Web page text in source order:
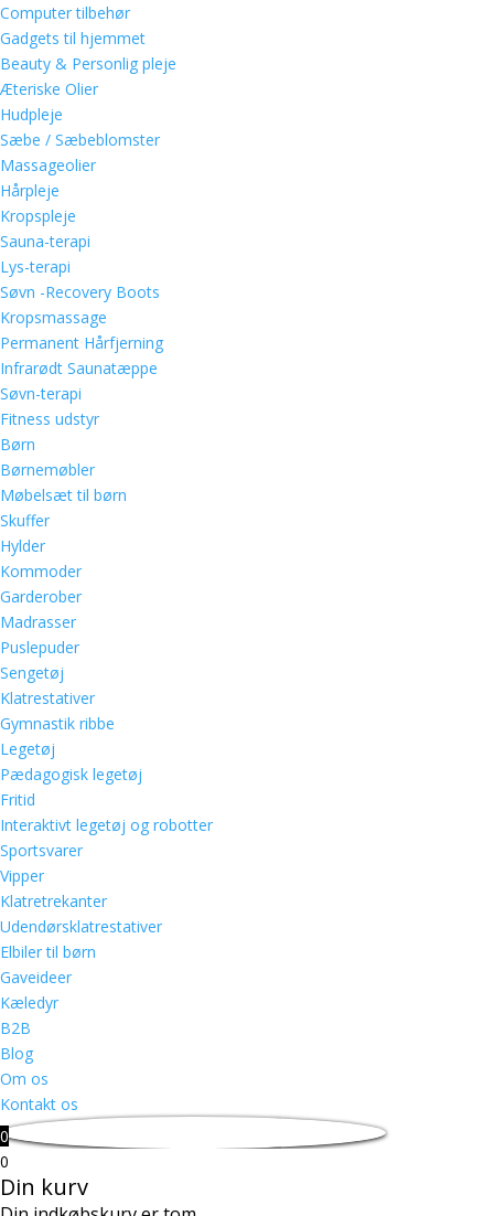
Computer tilbehør
Gadgets til hjemmet
Beauty & Personlig pleje
Æteriske Olier
Hudpleje
Sæbe / Sæbeblomster
Massageolier
Hårpleje
Kropspleje
Sauna-terapi
Lys-terapi
Søvn -Recovery Boots
Kropsmassage
Permanent Hårfjerning
Infrarødt Saunatæppe
Søvn-terapi
Fitness udstyr
Børn
Børnemøbler
Møbelsæt til børn
Skuffer
Hylder
Kommoder
Garderober
Madrasser
Puslepuder
Sengetøj
Klatrestativer
Gymnastik ribbe
Legetøj
Pædagogisk legetøj
Fritid
Interaktivt legetøj og robotter
Sportsvarer
Vipper
Klatretrekanter
Udendørsklatrestativer
Elbiler til børn
Gaveideer
Kæledyr
B2B
Blog
Om os
Kontakt os
0
0
Din kurv